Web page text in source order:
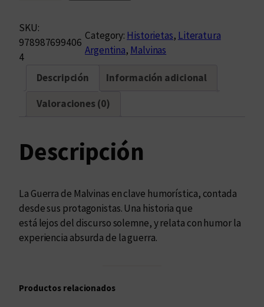
m
o
y
l
e
r
r
a
B
SKU:
978987699406
4
Category: Historietas, Literatura
Argentina, Malvinas
Descripción Información adicional
Valoraciones (0)
Descripción
La Guerra de Malvinas en clave humorística, contada
desde sus protagonistas. Una historia que
está lejos del discurso solemne, y relata con humor la
experiencia absurda de la guerra.
Productos relacionados